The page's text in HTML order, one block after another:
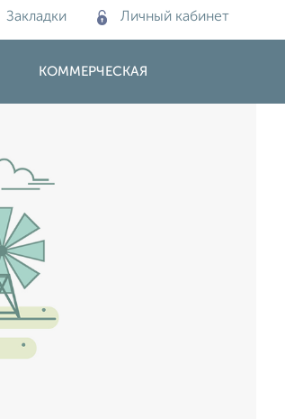
Закладки Личный кабинет
КОММЕРЧЕСКАЯ